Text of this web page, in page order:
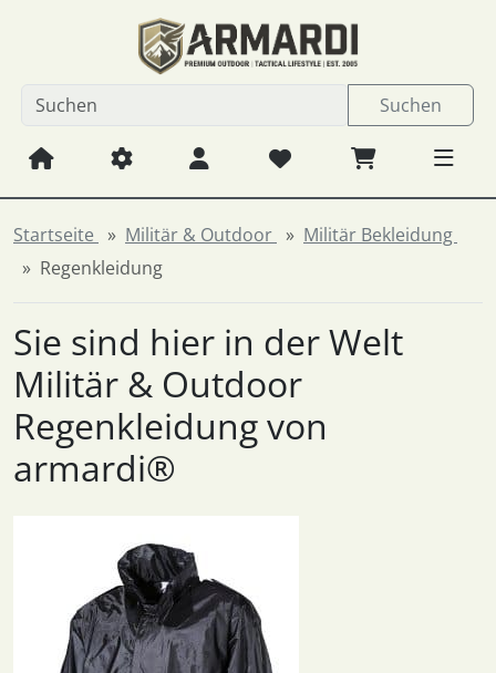
Sprungnavigation
Springe zum Inhalt Springe zur Navigation
Suchen
Startseite Militär & Outdoor
Militär Bekleidung
Regenkleidung
Sie sind hier in der Welt
Militär & Outdoor
Regenkleidung von
armardi®